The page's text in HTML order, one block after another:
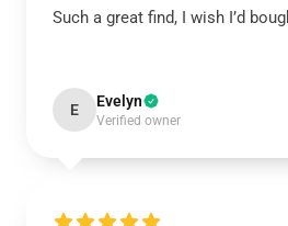
Such a great find, I wish I’d
E Evelyn
Verified owner